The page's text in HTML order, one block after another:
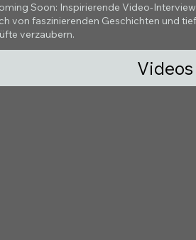
Soon: Inspirierende Video-
von faszinierenden Geschichten und
verzaubern.
Videos